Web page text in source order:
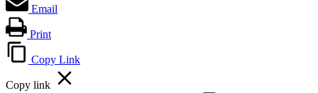
Email
Print
Copy Link
Copy link